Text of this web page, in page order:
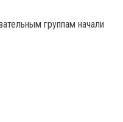
группам начали